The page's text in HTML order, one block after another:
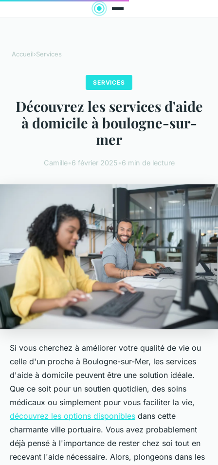
Accueil›Services
SERVICES
Découvrez les services d'aide
à domicile à boulogne-sur-
mer
Camille•6 février 2025•6 min de lecture
Si vous cherchez à améliorer votre qualité de vie ou
celle d'un proche à Boulogne-sur-Mer, les services
d'aide à domicile peuvent être une solution idéale.
Que ce soit pour un soutien quotidien, des soins
médicaux ou simplement pour vous faciliter la vie,
découvrez les options disponibles dans cette
charmante ville portuaire. Vous avez probablement
déjà pensé à l'importance de rester chez soi tout en
recevant l'aide nécessaire. Alors, plongeons dans les